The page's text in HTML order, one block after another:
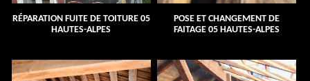
RÉPARATION FUITE DE TOITURE 05
HAUTES-ALPES
POSE ET CHANGEMENT DE
FAITAGE 05 HAUTES-ALPES